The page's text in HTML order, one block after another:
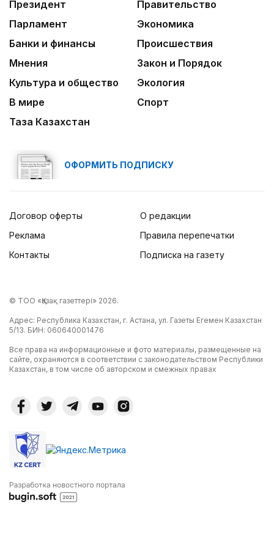
Президент
Правительство
Парламент
Экономика
Банки и финансы
Происшествия
Мнения
Закон и Порядок
Культура и общество
Экология
В мире
Спорт
Таза Казахстан
ОФОРМИТЬ ПОДПИСКУ
Договор оферты
Реклама
Контакты
О редакции
Правила перепечатки
Подписка на газету
© ТОО «Қазақ газеттері» 2026.
Адрес: Республика Казахстан, г. Астана, ул. Газеты Егемен Казахстан
5/13. БИН: 060640001476
Все права на информационные и фото материалы, размещенные на
сайте, охраняются в соответствии с законодательством Республики
Казахстан, в том числе об авторском и смежных правах